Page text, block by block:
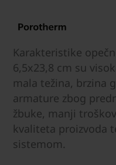
Karakteristike
6,5x23,8 cm su
mala težina, brzina
armature zbog
žbuke, manji
kvaliteta proizvoda
sistemom.